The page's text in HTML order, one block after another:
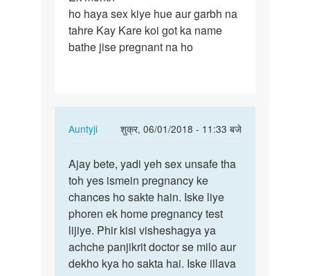
month
ho
haya
ho haya sex kiye hue aur garbh na
tahre Kay Kare koi got ka name
bathe jise pregnant na ho
Auntyji
शुक्र, 06/01/2018 - 11:33 बजे
In
to
Ek
month
ho
haya
sex
kiye…
Ajay
bete,
yadi
yeh
sex…
Ajay bete, yadi yeh sex unsafe tha
toh yes ismein pregnancy ke
chances ho sakte hain. Iske liye
phoren ek home pregnancy test
lijiye. Phir kisi visheshagya ya
achche panjikrit doctor se milo aur
dekho kya ho sakta hai. Iske illava